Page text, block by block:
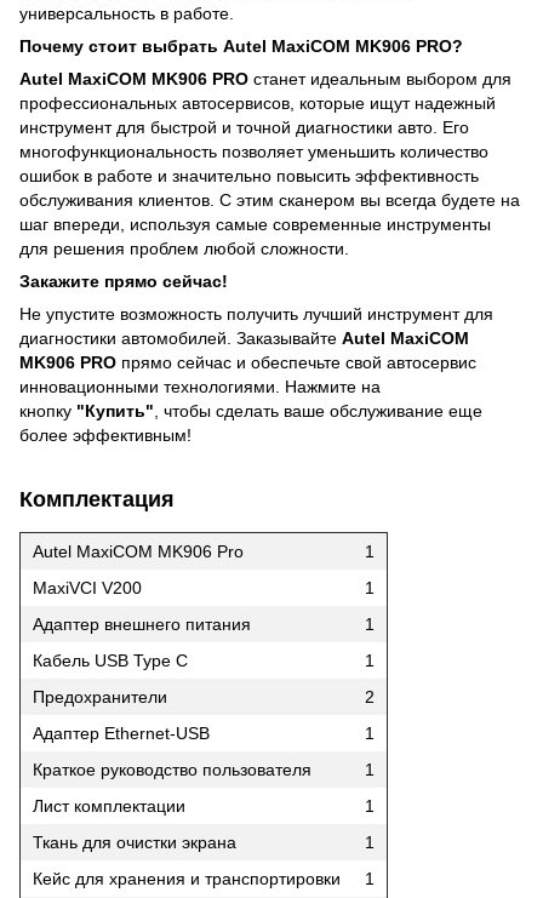
универсальность в работе.
Почему стоит выбрать Autel MaxiCOM MK906 PRO?
Autel MaxiCOM MK906 PRO станет идеальным выбором для
профессиональных автосервисов, которые ищут надежный
инструмент для быстрой и точной диагностики авто. Его
многофункциональность позволяет уменьшить количество
ошибок в работе и значительно повысить эффективность
обслуживания клиентов. С этим сканером вы всегда будете на
шаг впереди, используя самые современные инструменты
для решения проблем любой сложности.
Закажите прямо сейчас!
Не упустите возможность получить лучший инструмент для
диагностики автомобилей. Заказывайте Autel MaxiCOM
MK906 PRO прямо сейчас и обеспечьте свой автосервис
инновационными технологиями. Нажмите на
кнопку "Купить" , чтобы сделать ваше обслуживание еще
более эффективным!
Комплектация
Autel MaxiCOM MK906 Pro
1
MaxiVCI V200
1
Адаптер внешнего питания
1
Кабель USB Type C
1
Предохранители
2
Адаптер Ethernet-USB
1
Краткое руководство пользователя
1
Лист комплектации
1
Ткань для очистки экрана
1
Кейс для хранения и транспортировки
1